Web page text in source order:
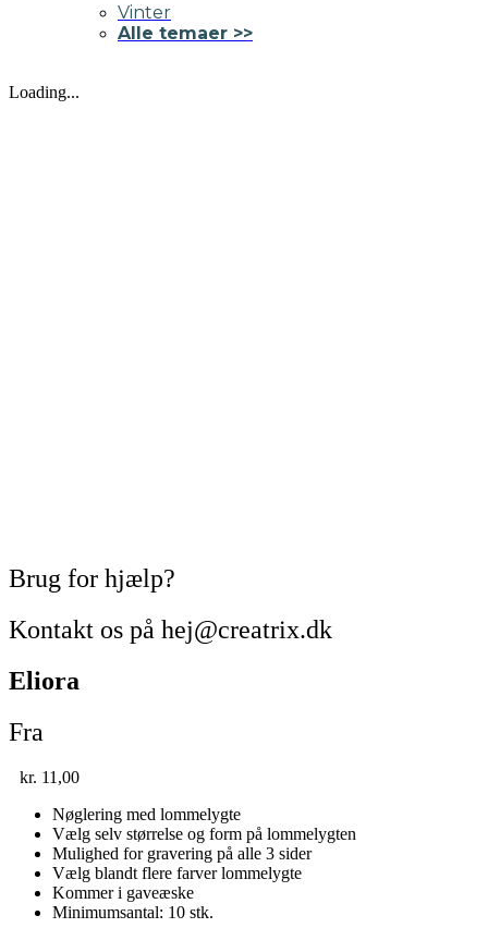
Vinter
Alle temaer >>
Loading...
Brug for hjælp?
Kontakt os på hej@creatrix.dk
Eliora
Fra
kr. 11,00
Nøglering med lommelygte
Vælg selv størrelse og form på lommelygten
Mulighed for gravering på alle 3 sider
Vælg blandt flere farver lommelygte
Kommer i gaveæske
Minimumsantal: 10 stk.